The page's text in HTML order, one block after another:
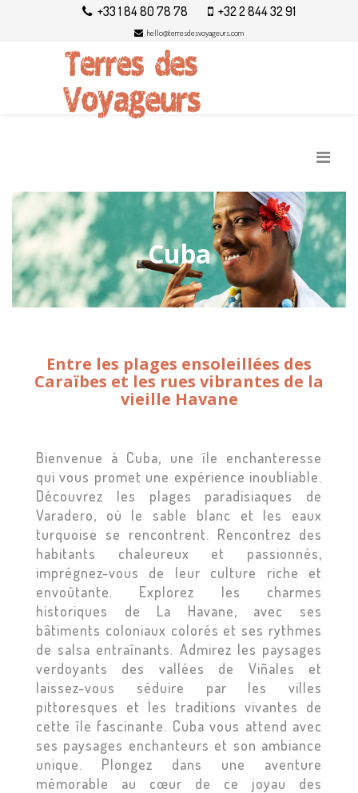
+33 1 84 80 78 78 +32 2 844 32 91
hello@terresdesvoyageurs.com
Cuba
Entre les plages ensoleillées des
Caraïbes et les rues vibrantes de la
vieille Havane
Bienvenue à Cuba, une île enchanteresse
qui vous promet une expérience inoubliable.
Découvrez les plages paradisiaques de
Varadero, où le sable blanc et les eaux
turquoise se rencontrent. Rencontrez des
habitants chaleureux et passionnés,
imprégnez-vous de leur culture riche et
envoûtante. Explorez les charmes
historiques de La Havane, avec ses
bâtiments coloniaux colorés et ses rythmes
de salsa entraînants. Admirez les paysages
verdoyants des vallées de Viñales et
laissez-vous séduire par les villes
pittoresques et les traditions vivantes de
cette île fascinante. Cuba vous attend avec
ses paysages enchanteurs et son ambiance
unique. Plongez dans une aventure
mémorable au cœur de ce joyau des